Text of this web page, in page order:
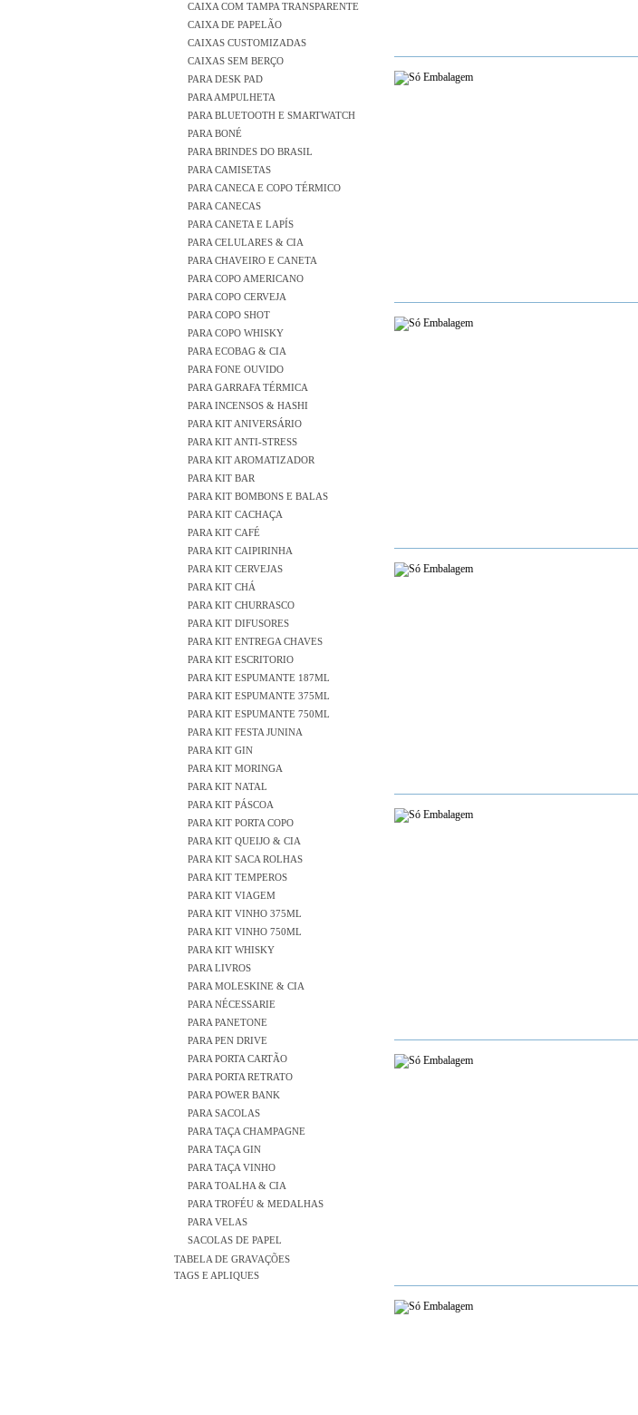
CAIXA COM TAMPA TRANSPARENTE
CAIXA DE PAPELÃO
CAIXAS CUSTOMIZADAS
CAIXAS SEM BERÇO
PARA DESK PAD
PARA AMPULHETA
PARA BLUETOOTH E SMARTWATCH
PARA BONÉ
PARA BRINDES DO BRASIL
PARA CAMISETAS
PARA CANECA E COPO TÉRMICO
PARA CANECAS
PARA CANETA E LAPÍS
PARA CELULARES & CIA
PARA CHAVEIRO E CANETA
PARA COPO AMERICANO
PARA COPO CERVEJA
PARA COPO SHOT
PARA COPO WHISKY
PARA ECOBAG & CIA
PARA FONE OUVIDO
PARA GARRAFA TÉRMICA
PARA INCENSOS & HASHI
PARA KIT ANIVERSÁRIO
PARA KIT ANTI-STRESS
PARA KIT AROMATIZADOR
PARA KIT BAR
PARA KIT BOMBONS E BALAS
PARA KIT CACHAÇA
PARA KIT CAFÉ
PARA KIT CAIPIRINHA
PARA KIT CERVEJAS
PARA KIT CHÁ
PARA KIT CHURRASCO
PARA KIT DIFUSORES
PARA KIT ENTREGA CHAVES
PARA KIT ESCRITORIO
PARA KIT ESPUMANTE 187ML
PARA KIT ESPUMANTE 375ML
PARA KIT ESPUMANTE 750ML
PARA KIT FESTA JUNINA
PARA KIT GIN
PARA KIT MORINGA
PARA KIT NATAL
PARA KIT PÁSCOA
PARA KIT PORTA COPO
PARA KIT QUEIJO & CIA
PARA KIT SACA ROLHAS
PARA KIT TEMPEROS
PARA KIT VIAGEM
PARA KIT VINHO 375ML
PARA KIT VINHO 750ML
PARA KIT WHISKY
PARA LIVROS
PARA MOLESKINE & CIA
PARA NÉCESSARIE
PARA PANETONE
PARA PEN DRIVE
PARA PORTA CARTÃO
PARA PORTA RETRATO
PARA POWER BANK
PARA SACOLAS
PARA TAÇA CHAMPAGNE
PARA TAÇA GIN
PARA TAÇA VINHO
PARA TOALHA & CIA
PARA TROFÉU & MEDALHAS
PARA VELAS
SACOLAS DE PAPEL
TABELA DE GRAVAÇÕES
TAGS E APLIQUES